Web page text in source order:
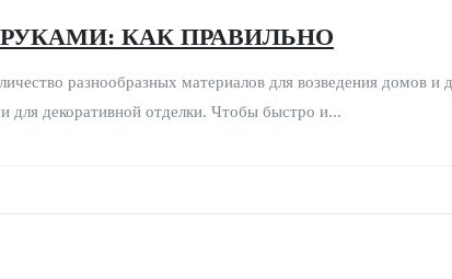
КАК ПРАВИЛЬНО
разнообразных материалов для возведения домов
для декоративной отделки. Чтобы быстро и...